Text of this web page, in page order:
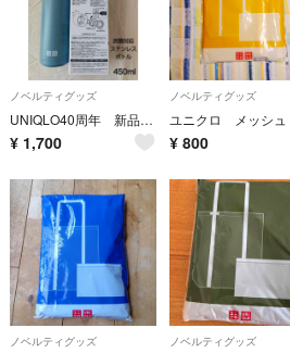
ノベルティグッズ
UNIQLO40周年 新品・未使用・非売品 炭酸対応ステンレスボトル 480ml
¥ 1,700
ノベルティグッズ
¥ 800
ノベルティグッズ ノベルティグッズ